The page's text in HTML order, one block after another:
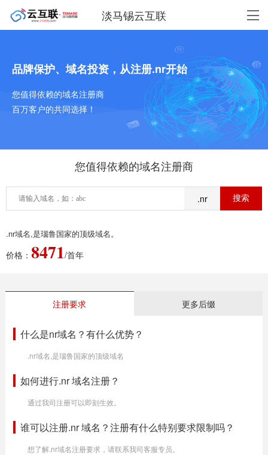
淡马锡云互联
品牌保护、域名投资，从注册.nr开始
您值得依赖的域名注册商
百万客户的共同选择！
您值得依赖的域名注册商
.nr
.nr域名,是瑙鲁国家的顶级域名。
价格： 8471/首年
注册要求 更多后缀
什么是nr域名？有什么优势？
.nr域名,是瑙鲁国家的顶级域名
如何进行.nr 域名注册？
通过我司注册可以即刻生效。
谁可以注册.nr 域名？注册有什么特别要求限制吗？
想了解.nr域名注册要求，请联系我司客服专员。